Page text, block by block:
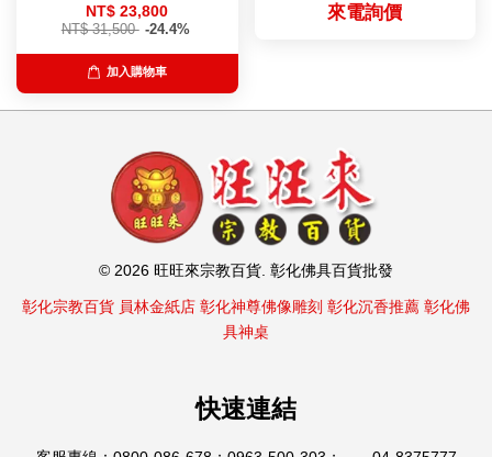
NT$ 23,800
NT$ 31,500 -24.4%
加入購物車
來電詢價
© 2026 旺旺來宗教百貨. 彰化佛具百貨批發
彰化宗教百貨 員林金紙店 彰化神尊佛像雕刻 彰化沉香推薦 彰化佛
具神桌
快速連結